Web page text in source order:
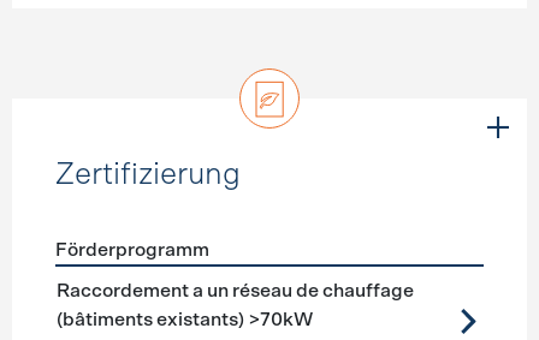
Zertifizierung
Förderprogramme Zertifizierung
Förderprogramm
Raccordement a un réseau de chauffage
(bâtiments existants) >70kW